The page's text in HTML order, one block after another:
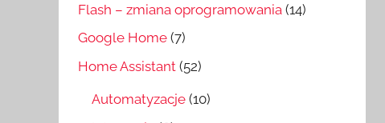
Flash – zmiana oprogramowania (14)
Google Home (7)
Home Assistant (52)
Automatyzacje (10)